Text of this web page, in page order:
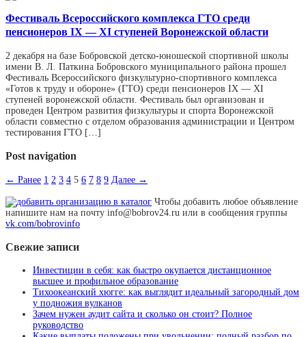
Фестиваль Всероссийского комплекса ГТО среди
пенсионеров IX — XI ступеней Воронежской области
2 декабря на базе Бобровской детско-юношеской спортивной школы
имени В. Л. Паткина Бобровского муниципального района прошел
Фестиваль Всероссийского физкультурно-спортивного комплекса
«Готов к труду и обороне» (ГТО) среди пенсионеров IX — XI
ступеней воронежской области. Фестиваль был организован и
проведен Центром развития физкультуры и спорта Воронежской
области совместно с отделом образования администрации и Центром
тестирования ГТО […]
Post navigation
← Ранее 1 2 3 4 5 6 7 8 9 Далее →
Чтобы добавить любое объявление
напишите нам на почту info@bobrov24.ru или в сообщения группы
vk.com/bobrovinfo
Свежие записи
Инвестиции в себя: как быстро окупается дистанционное
высшее и профильное образование
Тихоокеанский хюгге: как выглядит идеальный загородный дом
у подножия вулканов
Зачем нужен аудит сайта и сколько он стоит? Полное
руководство